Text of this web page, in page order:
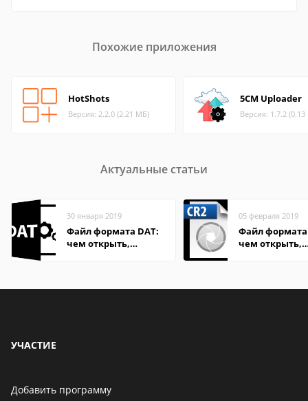
Похожие приложения
HotShots
Версия: 2.2.0 (2.21 МБ)
5CM Uploader
Версия: 1.7.2
Актуальные статьи
30 января 2019
Файл формата DAT:
чем открыть,
05 февраля 2019
Файл формата
чем открыть,
УЧАСТИЕ
Добавить программу